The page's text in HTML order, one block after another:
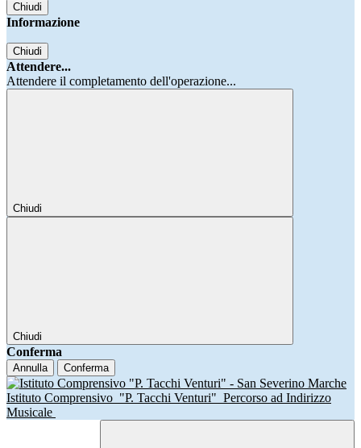
Chiudi
Informazione
Chiudi
Attendere...
Attendere il completamento dell'operazione...
Chiudi
Chiudi
Conferma
Annulla Conferma
Istituto Comprensivo "P. Tacchi Venturi" Percorso ad Indirizzo
Musicale